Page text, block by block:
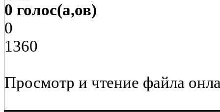
0 голос(а,ов)
0
1360
Просмотр и чтение файла